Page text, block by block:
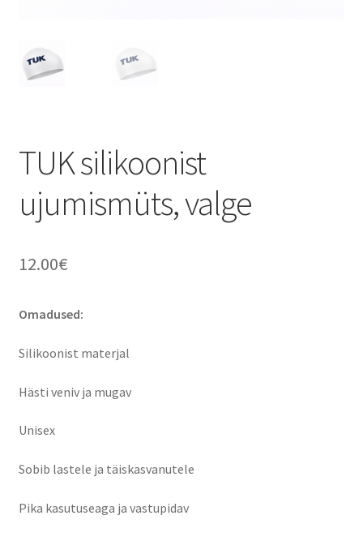
TELLIMUSE ESITAMINE
TUK silikoonist
ujumismüts, valge
12.00€
Omadused:
Silikoonist materjal
Hästi veniv ja mugav
Unisex
Sobib lastele ja täiskasvanutele
Pika kasutuseaga ja vastupidav